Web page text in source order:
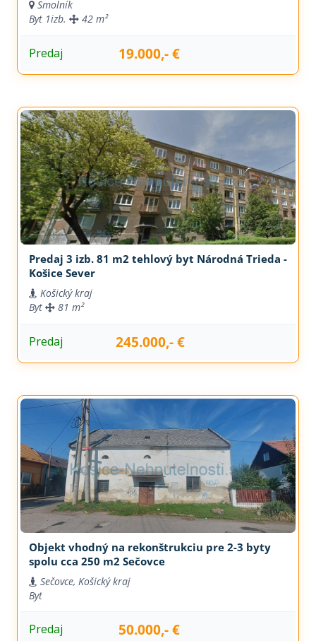
Smolník
Byt 1izb. 42 m²
Predaj 19.000,- €
Predaj 3 izb. 81 m2 tehlový byt Národná Trieda -
Košice Sever
Košický kraj
Byt
81 m²
Predaj 245.000,- €
Objekt vhodný na rekonštrukciu pre 2-3 byty
spolu cca 250 m2 Sečovce
Sečovce, Košický kraj
Byt
Predaj 50.000,- €